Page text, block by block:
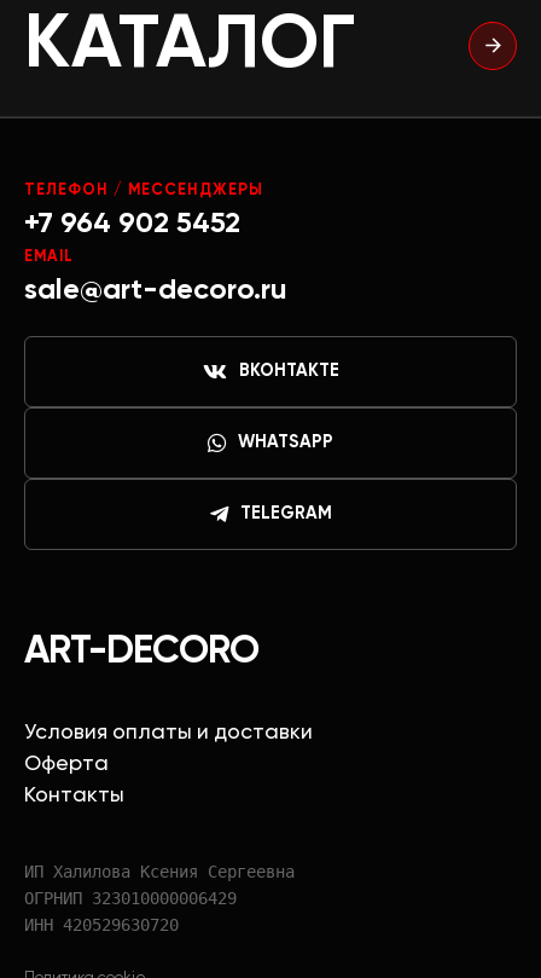
КАТАЛОГ
ART-DECORO
Условия оплаты и доставки
Оферта
Контакты
ИП Халилова Ксения Сергеевна
ОГРНИП 323010000006429
ИНН 420529630720
ТЕЛЕФОН / МЕССЕНДЖЕРЫ
+7 964 902 5452
EMAIL
sale@art-decoro.ru
ВКОНТАКТЕ
WHATSAPP
TELEGRAM